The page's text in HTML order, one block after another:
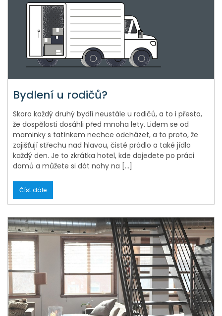
Bydlení u rodičů?
Skoro každý druhý bydlí neustále u rodičů, a to i přesto,
že dospělosti dosáhli před mnoha lety. Lidem se od
maminky s tatínkem nechce odcházet, a to proto, že
zajišťují střechu nad hlavou, čisté prádlo a také jídlo
každý den. Je to zkrátka hotel, kde dojedete po práci
domů a můžete si dát nohy na […]
Číst dále